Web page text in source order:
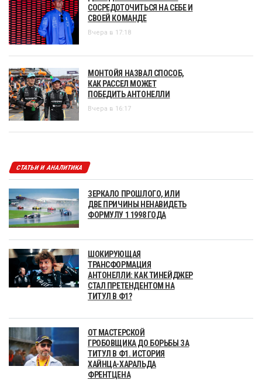
СОСРЕДОТОЧИТЬСЯ НА СЕБЕ И
СВОЕЙ КОМАНДЕ
Вчера в 17:18
МОНТОЙЯ НАЗВАЛ СПОСОБ,
КАК РАССЕЛ МОЖЕТ
ПОБЕДИТЬ АНТОНЕЛЛИ
Вчера в 16:17
СТАТЬИ И АНАЛИТИКА
ЗЕРКАЛО ПРОШЛОГО, ИЛИ
ДВЕ ПРИЧИНЫ НЕНАВИДЕТЬ
ФОРМУЛУ 1 1998 ГОДА
ШОКИРУЮЩАЯ
ТРАНСФОРМАЦИЯ
АНТОНЕЛЛИ: КАК ТИНЕЙДЖЕР
СТАЛ ПРЕТЕНДЕНТОМ НА
ТИТУЛ В Ф1?
ОТ МАСТЕРСКОЙ
ГРОБОВЩИКА ДО БОРЬБЫ ЗА
ТИТУЛ В Ф1. ИСТОРИЯ
ХАЙНЦА-ХАРАЛЬДА
ФРЕНТЦЕНА